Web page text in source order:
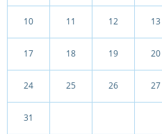
10 11 12 13
17 18 19 20
24 25 26 27
31